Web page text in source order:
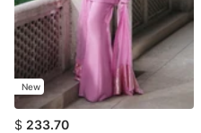
New
$ 233.70